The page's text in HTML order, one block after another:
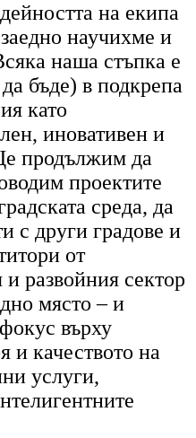
на екипа
научихме и
наша стъпка е
бъде) в подкрепа
като
иновативен и
продължим да
проектите
среда, да
с други градове и
от
развойния сектор
място – и
върху
и качеството на
услуги,